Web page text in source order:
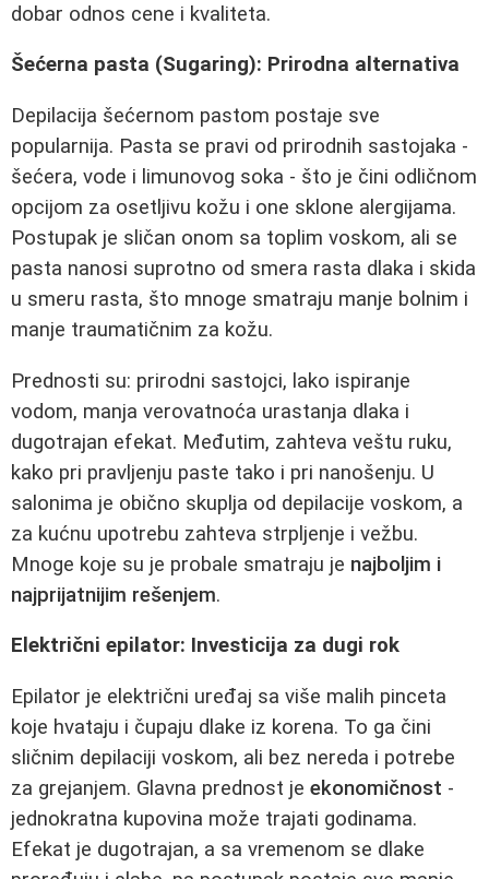
dobar odnos cene i kvaliteta.
Šećerna pasta (Sugaring): Prirodna alternativa
Depilacija šećernom pastom postaje sve
popularnija. Pasta se pravi od prirodnih sastojaka -
šećera, vode i limunovog soka - što je čini odličnom
opcijom za osetljivu kožu i one sklone alergijama.
Postupak je sličan onom sa toplim voskom, ali se
pasta nanosi suprotno od smera rasta dlaka i skida
u smeru rasta, što mnoge smatraju manje bolnim i
manje traumatičnim za kožu.
Prednosti su: prirodni sastojci, lako ispiranje
vodom, manja verovatnoća urastanja dlaka i
dugotrajan efekat. Međutim, zahteva veštu ruku,
kako pri pravljenju paste tako i pri nanošenju. U
salonima je obično skuplja od depilacije voskom, a
za kućnu upotrebu zahteva strpljenje i vežbu.
Mnoge koje su je probale smatraju je najboljim i
najprijatnijim rešenjem.
Električni epilator: Investicija za dugi rok
Epilator je električni uređaj sa više malih pinceta
koje hvataju i čupaju dlake iz korena. To ga čini
sličnim depilaciji voskom, ali bez nereda i potrebe
za grejanjem. Glavna prednost je ekonomičnost -
jednokratna kupovina može trajati godinama.
Efekat je dugotrajan, a sa vremenom se dlake